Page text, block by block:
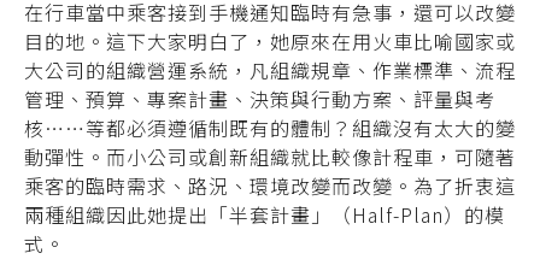
在行車當中乘客接到手機通知臨時有急事，還可以改變
目的地。這下大家明白了，她原來在用火車比喻國家或
大公司的組織營運系統，凡組織規章、作業標準、流程
管理、預算、專案計畫、決策與行動方案、評量與考
核……等都必須遵循制既有的體制？組織沒有太大的變
動彈性。而小公司或創新組織就比較像計程車，可隨著
乘客的臨時需求、路況、環境改變而改變。為了折衷這
兩種組織因此她提出「半套計畫」（Half-Plan）的模
式。